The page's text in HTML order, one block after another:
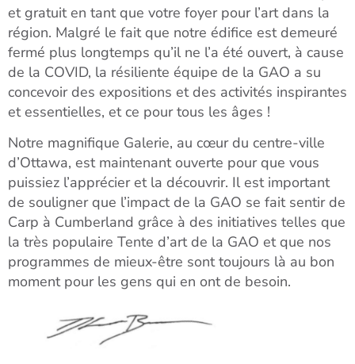
et gratuit en tant que votre foyer pour l’art dans la
région. Malgré le fait que notre édifice est demeuré
fermé plus longtemps qu’il ne l’a été ouvert, à cause
de la COVID, la résiliente équipe de la GAO a su
concevoir des expositions et des activités inspirantes
et essentielles, et ce pour tous les âges !
Notre magnifique Galerie, au cœur du centre-ville
d’Ottawa, est maintenant ouverte pour que vous
puissiez l’apprécier et la découvrir. Il est important
de souligner que l’impact de la GAO se fait sentir de
Carp à Cumberland grâce à des initiatives telles que
la très populaire Tente d’art de la GAO et que nos
programmes de mieux-être sont toujours là au bon
moment pour les gens qui en ont de besoin.